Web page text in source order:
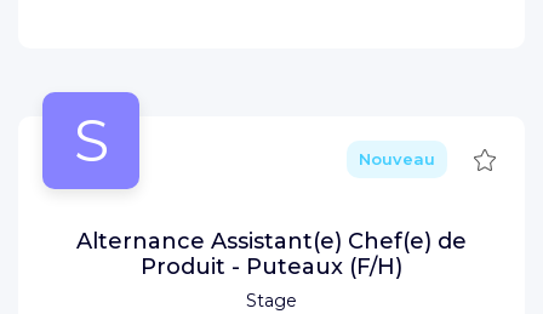
S
Stage
Nouveau
Alternance Assistant(e) Chef(e) de
Produit - Puteaux (F/H)